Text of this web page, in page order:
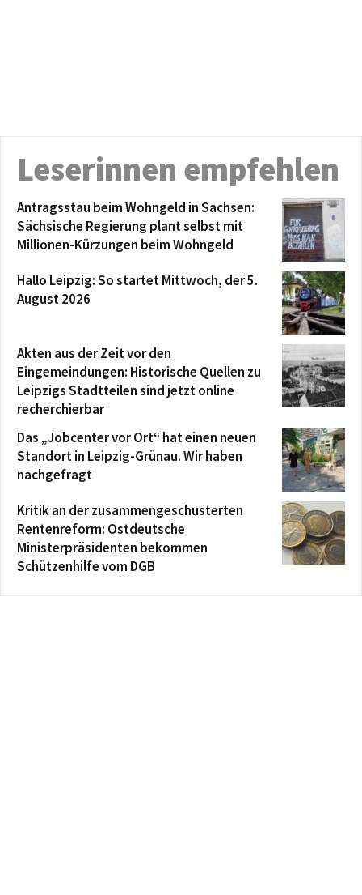
Leserinnen empfehlen
Antragsstau beim Wohngeld in Sachsen:
Sächsische Regierung plant selbst mit
Millionen-Kürzungen beim Wohngeld
Hallo Leipzig: So startet Mittwoch, der 5.
August 2026
Akten aus der Zeit vor den
Eingemeindungen: Historische Quellen zu
Leipzigs Stadtteilen sind jetzt online
recherchierbar
Das „Jobcenter vor Ort“ hat einen neuen
Standort in Leipzig-Grünau. Wir haben
nachgefragt
Kritik an der zusammengeschusterten
Rentenreform: Ostdeutsche
Ministerpräsidenten bekommen
Schützenhilfe vom DGB